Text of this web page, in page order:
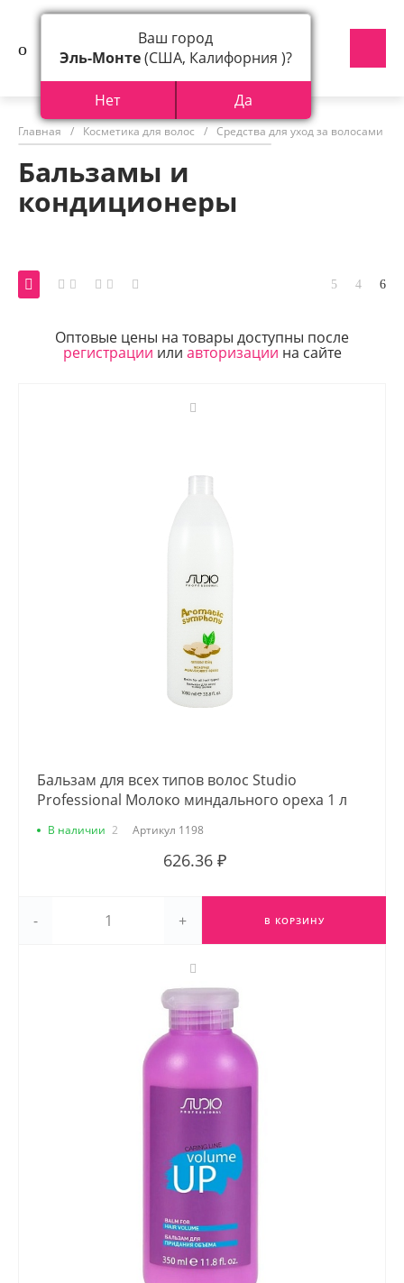
Главная / Косметика для волос / Средства для уход за волосами
Бальзамы и
кондиционеры
Оптовые цены на товары доступны после
регистрации или авторизации на сайте
Бальзам для всех типов волос Studio
Professional Молоко миндального ореха 1 л
В наличии 2 Артикул 1198
626.36 ₽
- + В КОРЗИНУ
Ваш город
Эль-Монте(США, Калифорния )?
Нет Да